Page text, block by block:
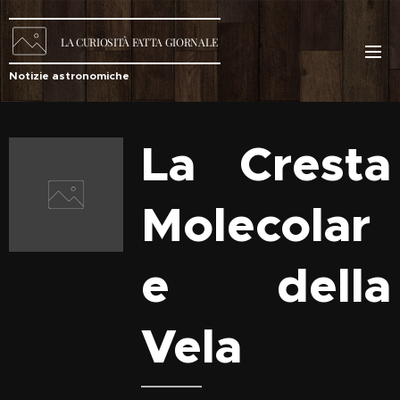
LACURIOSITÀ FATTA GIORNALE
Notizie astronomiche
La Cresta
Molecolar
e della
Vela